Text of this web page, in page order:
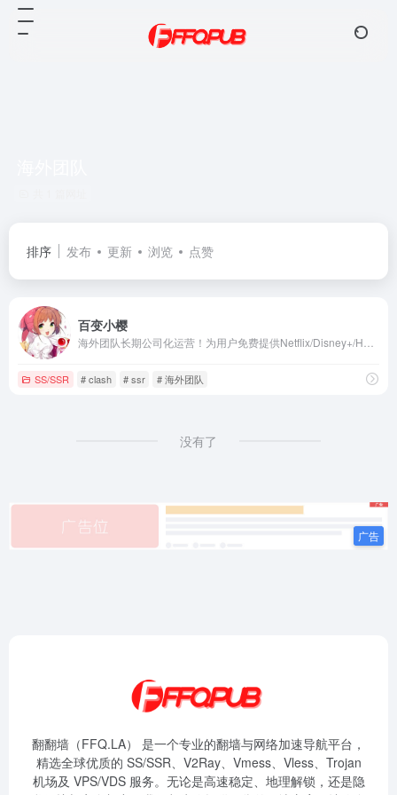
排序 发布 更新 浏览 点赞
百变小樱
SS/SSR # clash # ssr # 海外团队
没有了
翻翻墙（FFQ.LA） 是一个专业的翻墙与网络加速导航平台，
精选全球优质的 SS/SSR、V2Ray、Vmess、Vless、Trojan
机场及 VPS/VDS 服务。无论是高速稳定、地理解锁，还是隐